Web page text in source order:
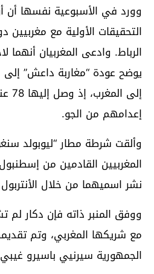
وورد في الأسبوعية نفسها أن
التحقيقات الأولية مع
الرباط. وادعى المغربيان أنهما
يوضح عودة “مغاربة داعش”
إعدامهم من الجو.
وألقت شرطة مطار “ليوبولد
المغربيين القادمين من
نشر اسميهما من خلال
ووفق المنبر ذاته فإن دكار لم
مع شريكها المغربي، وتم
الجمهورية سيرنيي باسيرو